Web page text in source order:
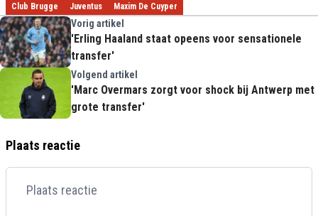
Club Brugge Juventus Maxim De Cuyper
Vorig artikel
'Erling Haaland staat opeens voor sensationele
transfer'
Volgend artikel
'Marc Overmars zorgt voor shock bij Antwerp met
grote transfer'
Plaats reactie